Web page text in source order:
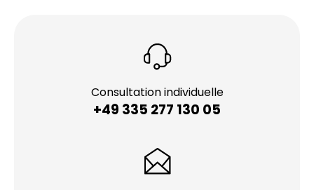
Consultation individuelle
+49 335 277 130 05